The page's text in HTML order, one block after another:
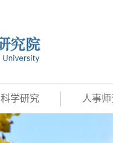
科学研究 人事师